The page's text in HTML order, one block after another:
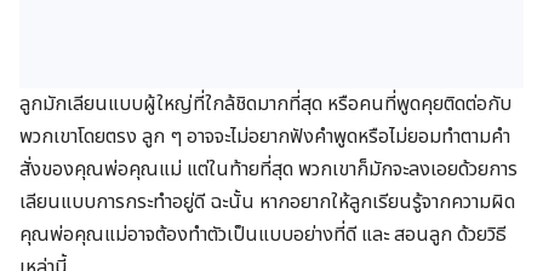
ลูกมักเลียนแบบผู้ใหญ่ที่ใกล้ชิดมากที่สุด หรือคนที่พูดคุยติดต่อกับ
พวกเขาโดยตรง ลูก ๆ อาจจะไม่อยากฟังคำพูดหรือไม่ยอมทำตามคำ
สั่งของคุณพ่อคุณแม่ แต่ในท้ายที่สุด พวกเขาก็มักจะลงเอยด้วยการ
เลียนแบบการกระทำอยู่ดี ฉะนั้น หากอยากให้ลูกเรียนรู้จากความผิด
คุณพ่อคุณแม่อาจต้องทำตัวเป็นแบบอย่างที่ดี และ สอนลูก ด้วยวิธี